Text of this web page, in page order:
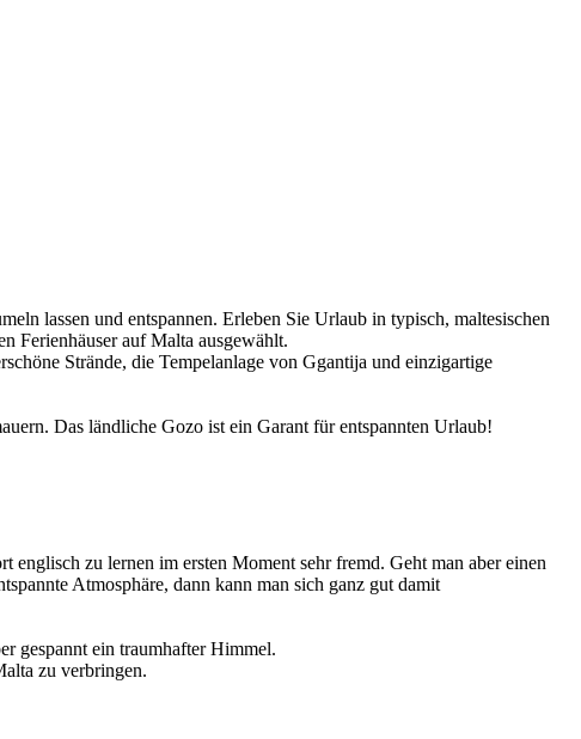
lassen und entspannen. Erleben Sie Urlaub in typisch, maltesischen
Ferienhäuser auf Malta ausgewählt.
Strände, die Tempelanlage von Ggantija und einzigartige
Das ländliche Gozo ist ein Garant für entspannten Urlaub!
englisch zu lernen im ersten Moment sehr fremd. Geht man aber einen
Atmosphäre, dann kann man sich ganz gut damit
gespannt ein traumhafter Himmel.
zu verbringen.